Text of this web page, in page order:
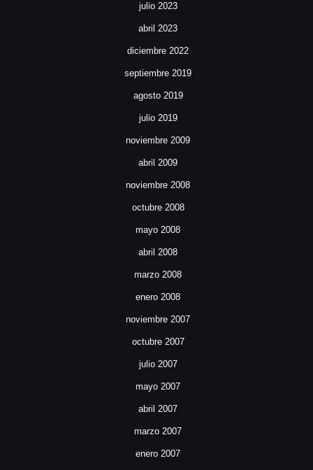
julio 2023
abril 2023
diciembre 2022
septiembre 2019
agosto 2019
julio 2019
noviembre 2009
abril 2009
noviembre 2008
octubre 2008
mayo 2008
abril 2008
marzo 2008
enero 2008
noviembre 2007
octubre 2007
julio 2007
mayo 2007
abril 2007
marzo 2007
enero 2007